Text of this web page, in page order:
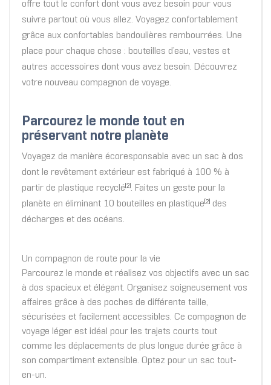
offre tout le confort dont vous avez besoin pour vous
suivre partout où vous allez. Voyagez confortablement
grâce aux confortables bandoulières rembourrées. Une
place pour chaque chose : bouteilles d’eau, vestes et
autres accessoires dont vous avez besoin. Découvrez
votre nouveau compagnon de voyage.
Parcourez le monde tout en
préservant notre planète
Voyagez de manière écoresponsable avec un sac à dos
dont le revêtement extérieur est fabriqué à 100 % à
partir de plastique recyclé [2] . Faites un geste pour la
planète en éliminant 10 bouteilles en plastique [2]
des
décharges et des océans.
Un compagnon de route pour la vie
Parcourez le monde et réalisez vos objectifs avec un sac
à dos spacieux et élégant. Organisez soigneusement vos
affaires grâce à des poches de différente taille,
sécurisées et facilement accessibles. Ce compagnon de
voyage léger est idéal pour les trajets courts tout
comme les déplacements de plus longue durée grâce à
son compartiment extensible. Optez pour un sac tout-
en-un.